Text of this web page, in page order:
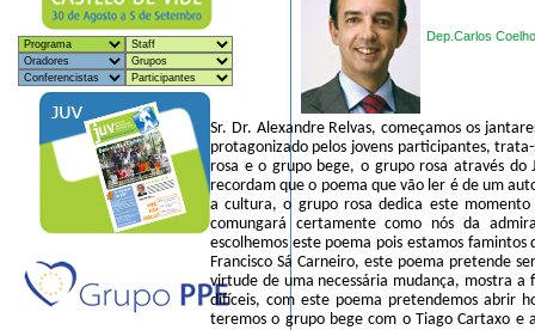
Dep.Carlos Coelho
Sr. Dr. Alexandre Relvas, começamos os
protagonizado pelos jovens participantes,
rosa e o grupo bege, o grupo rosa através do
recordam que o poema que vão ler é de um
a cultura, o grupo rosa dedica este momento
comungará certamente como nós da
escolhemos este poema pois estamos
Francisco Sá Carneiro, este poema pretende
virtude de uma necessária mudança, mostra a
difíceis, com este poema pretendemos abrir
teremos o grupo bege com o Tiago Cartaxo e